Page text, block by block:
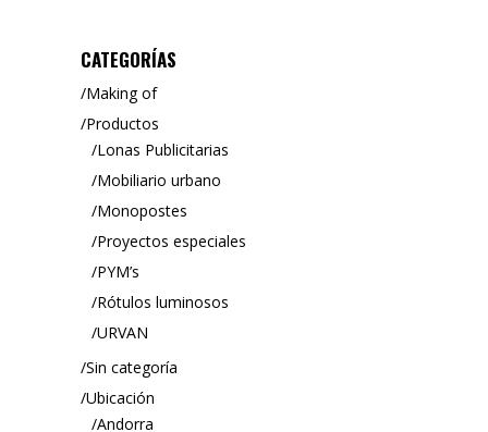
CATEGORÍAS
Making of
Productos
Lonas Publicitarias
Mobiliario urbano
Monopostes
Proyectos especiales
PYM’s
Rótulos luminosos
URVAN
Sin categoría
Ubicación
Andorra